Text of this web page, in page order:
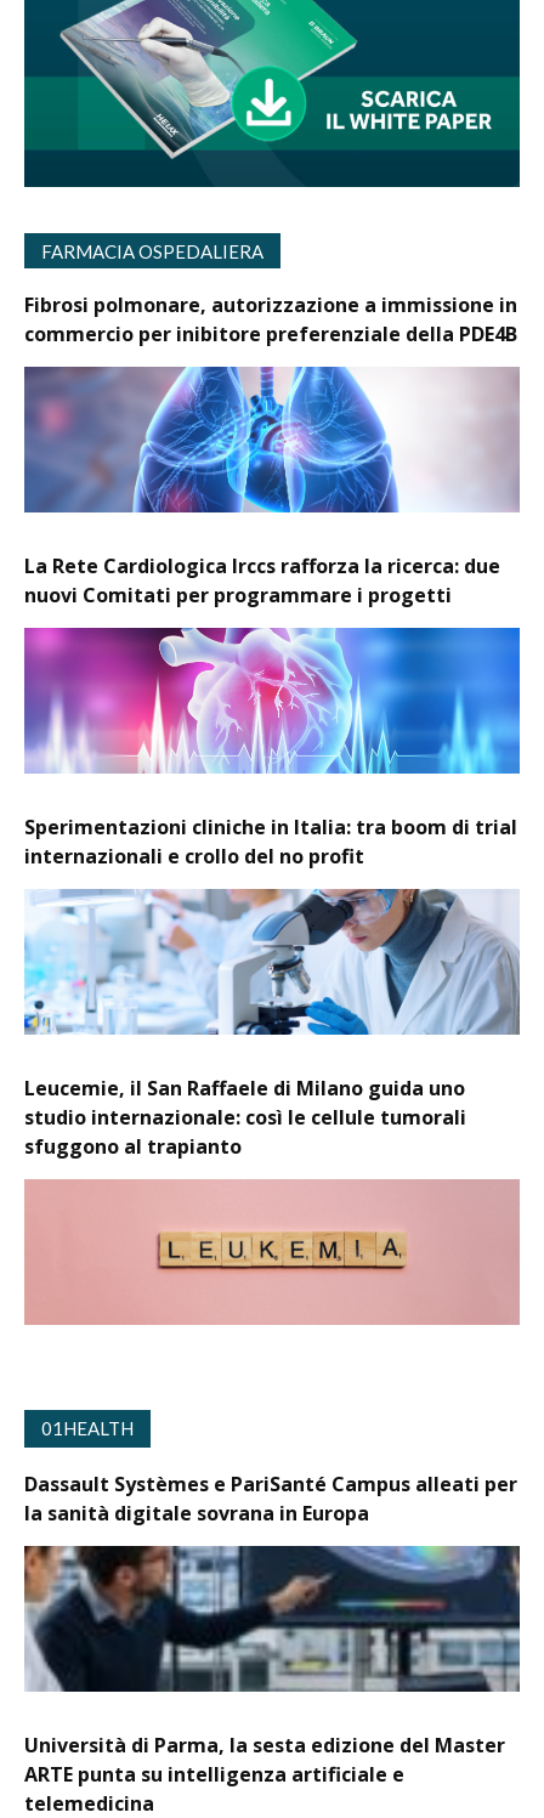
FARMACIA OSPEDALIERA
Fibrosi polmonare, autorizzazione a immissione in
commercio per inibitore preferenziale della PDE4B
La Rete Cardiologica Irccs rafforza la ricerca: due
nuovi Comitati per programmare i progetti
Sperimentazioni cliniche in Italia: tra boom di trial
internazionali e crollo del no profit
Leucemie, il San Raffaele di Milano guida uno
studio internazionale: così le cellule tumorali
sfuggono al trapianto
01HEALTH
Dassault Systèmes e PariSanté Campus alleati per
la sanità digitale sovrana in Europa
Università di Parma, la sesta edizione del Master
ARTE punta su intelligenza artificiale e
telemedicina